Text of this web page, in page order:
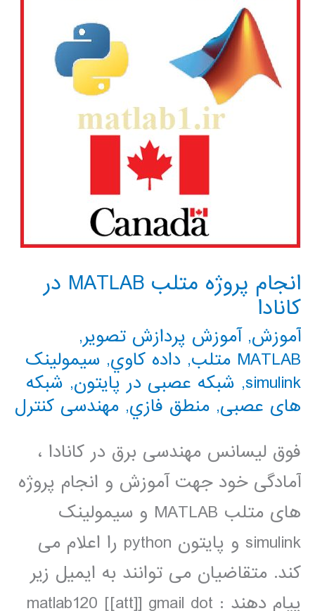
انجام پروژه متلب MATLAB در
کانادا
آموزش,آموزش پردازش تصویر,
MATLAB متلب
, داده كاوي, سیمولینک
simulink
, شبکه عصبی در پایتون, شبکه
های عصبی, منطق فازي, مهندسی کنترل
فوق لیسانس مهندسی برق در کانادا ،
آمادگی خود جهت آموزش و انجام پروژه
های متلب MATLAB و سیمولینک
simulink و پایتون python را اعلام می
کند. متقاضیان می توانند به ایمیل زیر
پیام دهند : matlab120 [[att]] gmail dot